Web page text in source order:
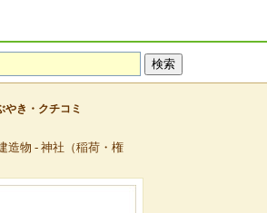
やき・クチコミ
造物 - 神社（稲荷・権